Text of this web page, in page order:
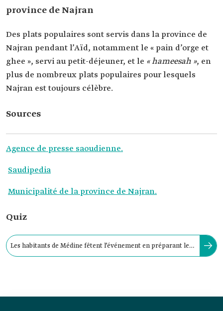
province de Najran
Des plats populaires sont servis dans la province de
Najran pendant l’Aïd, notamment le « pain d’orge et
ghee », servi au petit-déjeuner, et le « hameesah », en
plus de nombreux plats populaires pour lesquels
Najran est toujours célèbre.
Sources
Agence de presse saoudienne.
Saudipedia
Municipalité de la province de Najran.
Quiz
Les habitants de Médine fêtent l’événement en préparant le